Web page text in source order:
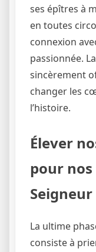
ses épîtres à
en toutes
connexion
passionnée.
sincèrement
changer les
l’histoire.
Élever
pour
La ultime
consiste à